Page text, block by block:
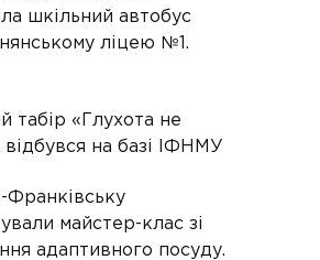
шкільний автобус
ліцею №1.
табір «Глухота не
відбувся на базі ІФНМУ
Франківську
майстер-клас зі
адаптивного посуду.